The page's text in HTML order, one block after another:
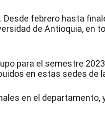
. Desde febrero hasta
de Antioquia, en
para el semestre
en estas sedes de
en el departamento,